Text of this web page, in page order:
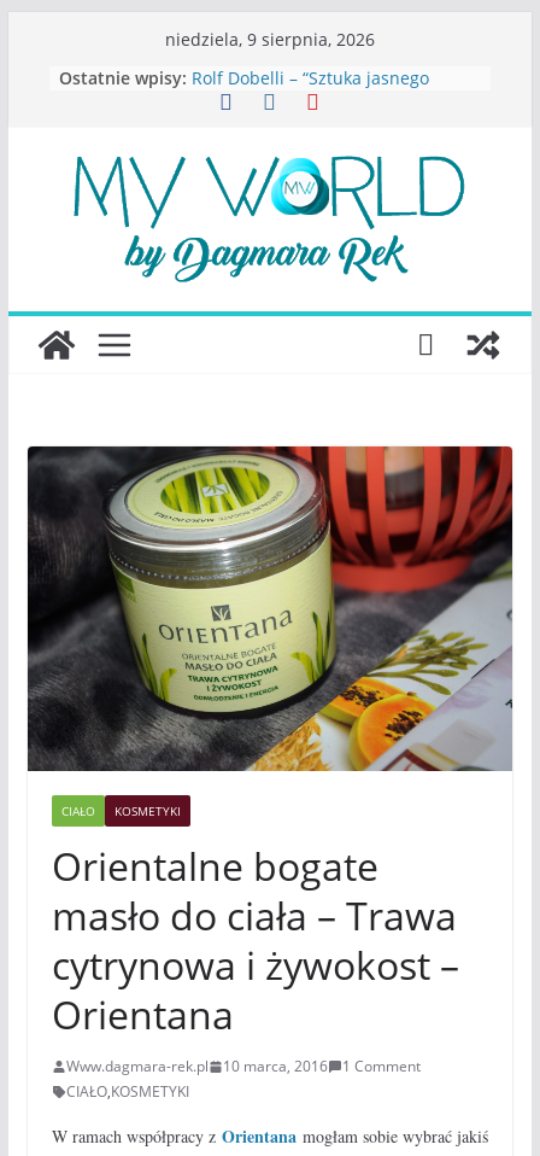
niedziela, 9 sierpnia, 2026
Ostatnie wpisy: Rolf Dobelli – “Sztuka jasnego
myślenia”
Konstancina. Sekrety seksbiznesu”
Katarzyna Lewandowicz – Zanim
straciliśmy siebie
Judith Joseph – “Wysoko
funkcjonująca depresja”
S.Wynn-Williams – “Bezwzględni. O
największego portalu
CIAŁO KOSMETYKI
Orientalne bogate
masło do ciała – Trawa
cytrynowa i żywokost –
Orientana
Www.dagmara-rek.pl 10 marca, 2016
1 Comment
CIAŁO,KOSMETYKI
W ramach współpracy z Orientanamogłam sobie wybrać jakiś